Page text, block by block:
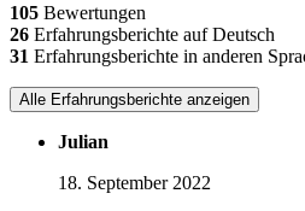
105 Bewertungen
26 Erfahrungsberichte auf Deutsch
31 Erfahrungsberichte in anderen
Alle Erfahrungsberichte anzeigen
Julian
18. September 2022